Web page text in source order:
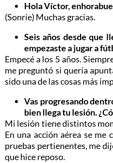
Hola Víctor,
(Sonríe) Muchas gracias.
Seis años desde que
empezaste a jugar a
Empecé a los 5 años.
me preguntó si quería
sido una de las cosas más
Vas progresando
bien llega tu lesión.
Mi lesión tiene distintos
En una acción aérea se
pruebas pertienentes, me
que hice reposo.